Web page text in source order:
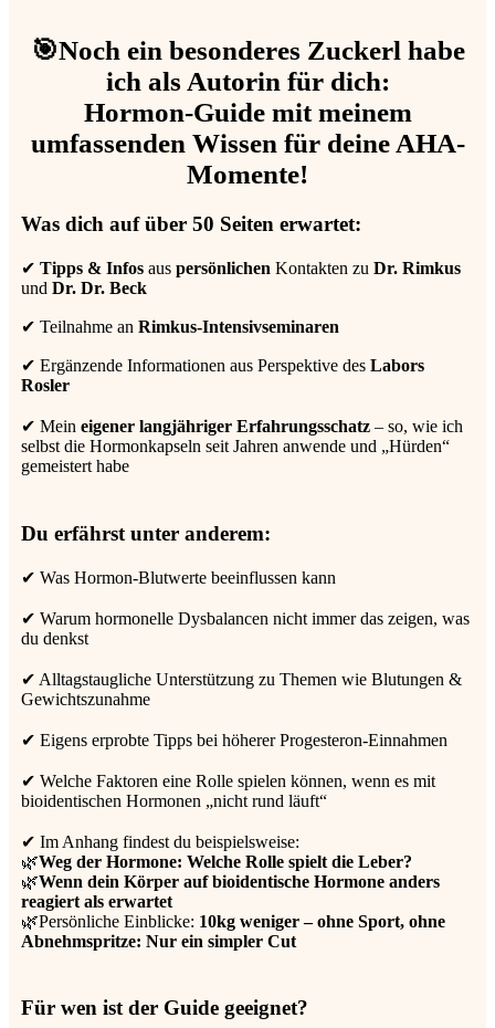
🎯Noch ein besonderes Zuckerl habe
ich als Autorin für dich:
Hormon-Guide mit meinem
umfassenden Wissen für deine AHA-
Momente!
Was dich auf über 50 Seiten erwartet:
✔Tipps & Infosauspersönlichen Kontakten zuDr. Rimkus
undDr. Dr. Beck
✔ Teilnahme anRimkus-Intensivseminaren
✔ Ergänzende Informationen aus Perspektive desLabors
Rosler
✔ Meineigener langjähriger Erfahrungsschatz – so, wie ich
selbst die Hormonkapseln seit Jahren anwende und „Hürden“
gemeistert habe
Du erfährst unter anderem:
✔ Was Hormon-Blutwerte beeinflussen kann
✔ Warum hormonelle Dysbalancen nicht immer das zeigen, was
du denkst
✔ Alltagstaugliche Unterstützung zu Themen wie Blutungen &
Gewichtszunahme
✔ Eigens erprobte Tipps bei höherer Progesteron-Einnahmen
✔ Welche Faktoren eine Rolle spielen können, wenn es mit
bioidentischen Hormonen „nicht rund läuft“
✔ Im Anhang findest du beispielsweise:
🌿Weg der Hormone: Welche Rolle spielt die Leber?
🌿Wenn dein Körper auf bioidentische Hormone anders
reagiert als erwartet
🌿Persönliche Einblicke: 10kg weniger – ohne Sport, ohne
Abnehmspritze: Nur ein simpler Cut
Für wen istder Guide geeignet?